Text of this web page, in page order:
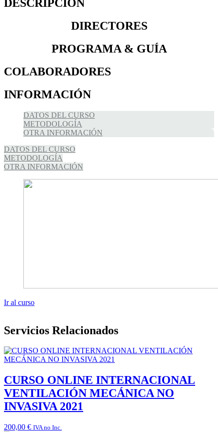
DESCRIPCIÓN
DIRECTORES
PROGRAMA & GUÍA
COLABORADORES
INFORMACIÓN
DATOS DEL CURSO
METODOLOGÍA
OTRA INFORMACIÓN
DATOS DEL CURSO
METODOLOGÍA
OTRA INFORMACIÓN
Ir al curso
Servicios Relacionados
CURSO ONLINE INTERNACIONAL
VENTILACIÓN MECÁNICA NO
INVASIVA 2021
200,00 € IVA no Inc.